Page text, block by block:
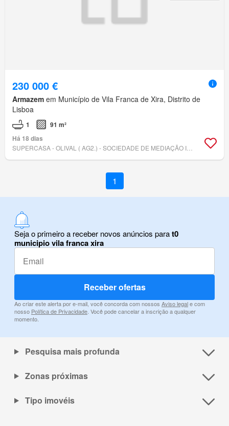
230 000 €
Armazem em Município de Vila Franca de Xira, Distrito de
Lisboa
1
91 m²
Há 18 dias
1
Seja o primeiro a receber novos anúncios parat0
municipio vila franca xira
Receber ofertas
Ao criar este alerta por e-mail, você concorda com nossos Aviso legale com
nosso Política de Privacidade . Você pode cancelar a inscrição a qualquer
momento.
Pesquisa mais profunda
Zonas próximas
Tipo imovéis